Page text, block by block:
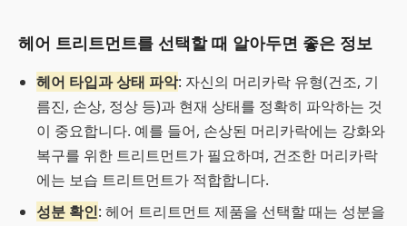
헤어 트리트먼트를 선택할 때 알아두면 좋은 정보
헤어 타입과 상태 파악: 자신의 머리카락 유형(건조, 기
름진, 손상, 정상 등)과 현재 상태를 정확히 파악하는 것
이 중요합니다. 예를 들어, 손상된 머리카락에는 강화와
복구를 위한 트리트먼트가 필요하며, 건조한 머리카락
에는 보습 트리트먼트가 적합합니다.
성분 확인: 헤어 트리트먼트 제품을 선택할 때는 성분을